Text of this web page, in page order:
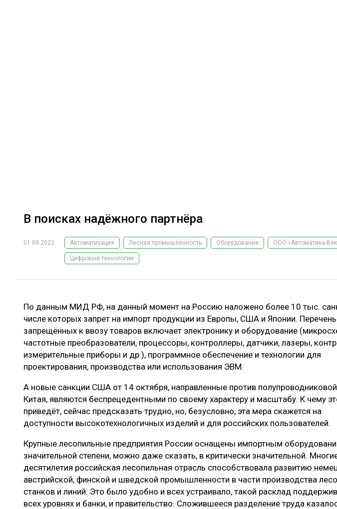
В поисках надёжного партнёра
01.09.2022 Автоматизация Лесная промышленность Оборудование ООО «Автоматика-
Цифровые технологии
По данным МИД РФ, на данный момент на Россию наложено более 10 тыс.
числе которых запрет на импорт продукции из Европы, США и Японии. Перечень
запрещённых к ввозу товаров включает электронику и оборудование
частотные преобразователи, процессоры, контроллеры, датчики, лазеры,
измерительные приборы и др.), программное обеспечение и технологии для
проектирования, производства или использования ЭВМ.
А новые санкции США от 14 октября, направленные против
Китая, являются беспрецедентными по своему характеру и масштабу. К чему
приведёт, сейчас предсказать трудно, но, безусловно, эта мера скажется на
доступности высокотехнологичных изделий и для российских пользователей.
Крупные лесопильные предприятия России оснащены импортным
значительной степени, можно даже сказать, в критически значительной.
десятилетия российская лесопильная отрасль способствовала развитию
австрийской, финской и шведской промышленности в части производства
станков и линий. Это было удобно и всех устраивало, такой расклад
всех уровнях и банки, и правительство. Сложившееся разделение труда